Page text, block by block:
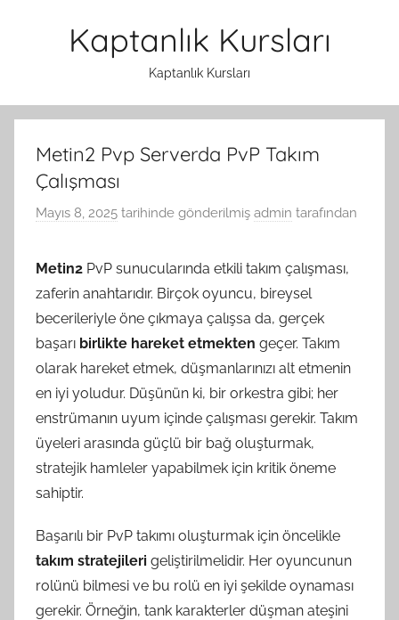
Kaptanlık Kursları
Kaptanlık Kursları
Metin2 Pvp Serverda PvP Takım
Çalışması
Mayıs 8, 2025 tarihinde gönderilmiş admin tarafından
Metin2 PvP sunucularında etkili takım çalışması,
zaferin anahtarıdır. Birçok oyuncu, bireysel
becerileriyle öne çıkmaya çalışsa da, gerçek
başarı birlikte hareket etmekten geçer. Takım
olarak hareket etmek, düşmanlarınızı alt etmenin
en iyi yoludur. Düşünün ki, bir orkestra gibi; her
enstrümanın uyum içinde çalışması gerekir. Takım
üyeleri arasında güçlü bir bağ oluşturmak,
stratejik hamleler yapabilmek için kritik öneme
sahiptir.
Başarılı bir PvP takımı oluşturmak için öncelikle
takım stratejileri geliştirilmelidir. Her oyuncunun
rolünü bilmesi ve bu rolü en iyi şekilde oynaması
gerekir. Örneğin, tank karakterler düşman ateşini